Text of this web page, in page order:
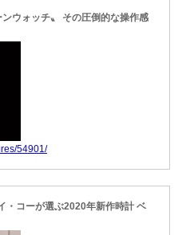
ウォッチ〟 その圧倒的な操作感
54901/
・コーが選ぶ2020年新作時計 ベ